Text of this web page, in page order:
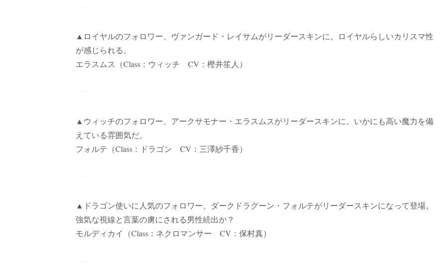
▲ロイヤルのフォロワー、ヴァンガード・レイサムがリーダースキンに。ロイヤルらしいカリスマ性
が感じられる。
エラスムス（Class：ウィッチ CV：樫井笙人）
▲ウィッチのフォロワー、アークサモナー・エラスムスがリーダースキンに。いかにも高い魔力を備
えている雰囲気だ。
フォルテ（Class：ドラゴン CV：三澤紗千香）
▲ドラゴン使いに人気のフォロワー、ダークドラグーン・フォルテがリーダースキンになって登場。
強気な視線と言葉の虜にされる男性続出か？
モルディカイ（Class：ネクロマンサー CV：保村真）